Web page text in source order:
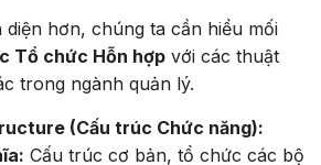
hơn, chúng ta cần hiểu mối
Tổ chức Hỗn hợp với các thuật
trong ngành quản lý.
(Cấu trúc Chức năng):
Cấu trúc cơ bản, tổ chức các bộ